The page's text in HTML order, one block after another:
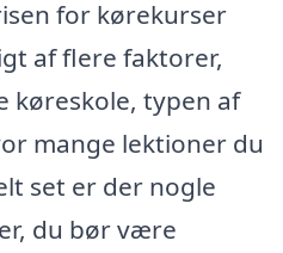
for kørekurser
af flere faktorer,
køreskole, typen af
mange lektioner du
set er der nogle
du bør være